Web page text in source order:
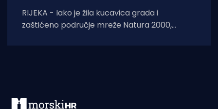
RIJEKA - Iako je žila kucavica grada i
zaštićeno područje mreže Natura 2000,